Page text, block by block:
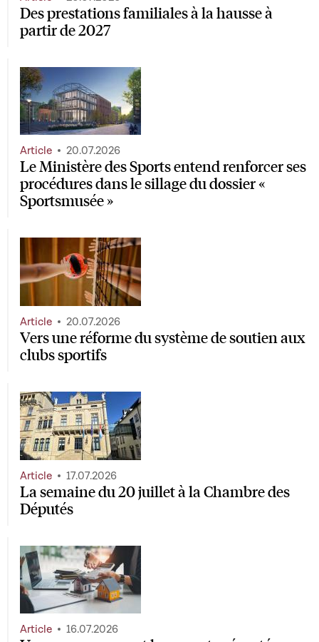
Des prestations familiales à la hausse à
partir de 2027
Le Ministère des Sports entend renforcer ses
procédures dans le sillage du dossier «
Sportsmusée »
Article 20.07.2026
Vers une réforme du système de soutien aux
clubs sportifs
Article 20.07.2026
La semaine du 20 juillet à la Chambre des
Députés
Article 17.07.2026
Article 16.07.2026